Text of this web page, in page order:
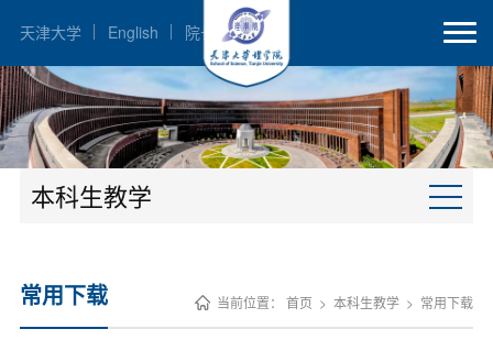
天津大学 English 院长邮箱
本科生教学
当前位置：首页 >本科生教学 > 常用下载
常用下载